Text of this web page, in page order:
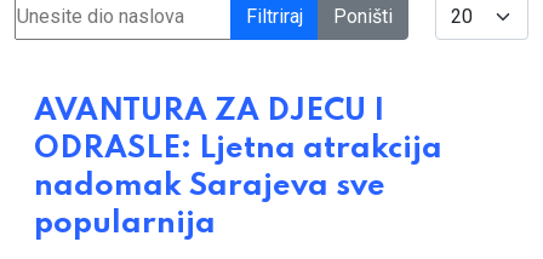
Unesite dio naslova Filtriraj Poništi Display #
AVANTURA ZA DJECU I
ODRASLE: Ljetna atrakcija
nadomak Sarajeva sve
popularnija